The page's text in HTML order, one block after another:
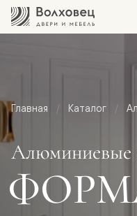
Главная Каталог
Алюминиевые